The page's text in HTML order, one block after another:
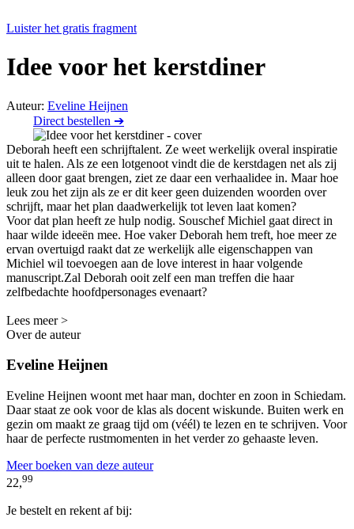
Luister het gratis fragment
Idee voor het kerstdiner
Auteur: Eveline Heijnen
Direct bestellen ➔
Deborah heeft een schrijftalent. Ze weet werkelijk overal inspiratie
uit te halen. Als ze een lotgenoot vindt die de kerstdagen net als zij
alleen door gaat brengen, ziet ze daar een verhaalidee in. Maar hoe
leuk zou het zijn als ze er dit keer geen duizenden woorden over
schrijft, maar het plan daadwerkelijk tot leven laat komen?
Voor dat plan heeft ze hulp nodig. Souschef Michiel gaat direct in
haar wilde ideeën mee. Hoe vaker Deborah hem treft, hoe meer ze
ervan overtuigd raakt dat ze werkelijk alle eigenschappen van
Michiel wil toevoegen aan de love interest in haar volgende
manuscript.Zal Deborah ooit zelf een man treffen die haar
zelfbedachte hoofdpersonages evenaart?
Lees meer >
Over de auteur
Eveline Heijnen
Eveline Heijnen woont met haar man, dochter en zoon in Schiedam.
Daar staat ze ook voor de klas als docent wiskunde. Buiten werk en
gezin om maakt ze graag tijd om (véél) te lezen en te schrijven. Voor
haar de perfecte rustmomenten in het verder zo gehaaste leven.
Meer boeken van deze auteur
22,99
Je bestelt en rekent af bij: